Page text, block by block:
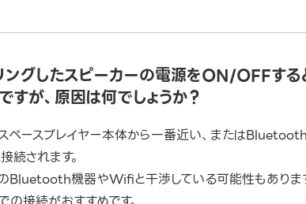
グしたスピーカーの電源をON/OFFする
すが、原因は何でしょうか？
ースプレイヤー本体から一番近い、または
されます。
Bluetooth機器やWifiと干渉している可能性もありま